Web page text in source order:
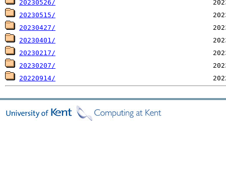
20230526/
20230515/
20230427/
20230401/
20230217/
20230207/
20220914/